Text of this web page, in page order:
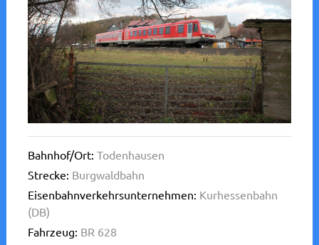
Bahnhof/Ort: Todenhausen
Strecke: Burgwaldbahn
Eisenbahnverkehrsunternehmen: Kurhessenbahn
(DB)
Fahrzeug: BR 628